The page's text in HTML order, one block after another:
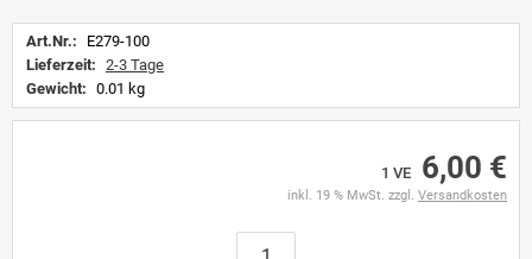
Art.Nr.:
E279-100
Lieferzeit: 2-3 Tage
Gewicht: 0.01 kg
1 VE 6,00 €
inkl. 19 % MwSt. zzgl. Versandkosten